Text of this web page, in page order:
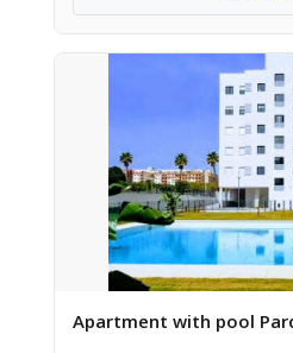
Apartment with pool